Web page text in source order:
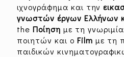
ιχνογράφημα και την
γνωστών έργων Ελλήνων
the Ποίηση με τη
ποιητών και ο Film με τη
παιδικών